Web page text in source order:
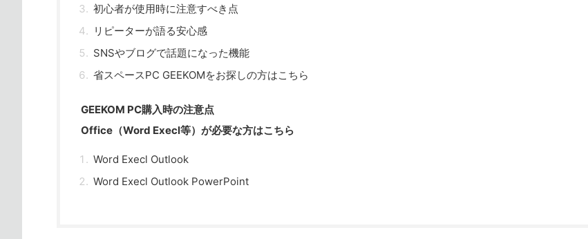
初心者が使用時に注意すべき点
リピーターが語る安心感
SNSやブログで話題になった機能
省スペースPC GEEKOMをお探しの方はこちら
GEEKOM PC購入時の注意点
Office（Word Execl等）が必要な方はこちら
Word Execl Outlook
Word Execl Outlook PowerPoint